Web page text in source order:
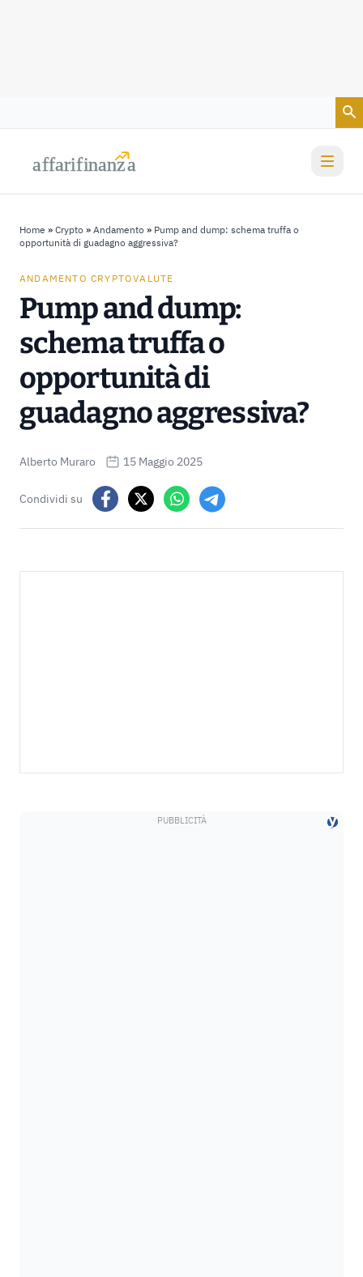
affarifinanza
affarifinanza
Home » Crypto » Andamento » Pump and dump​: schema truffa o
opportunità di guadagno aggressiva?
ANDAMENTO CRYPTOVALUTE
Pump and dump​:
schema truffa o
opportunità di
guadagno aggressiva?
Alberto Muraro 15 Maggio 2025
Condividi su